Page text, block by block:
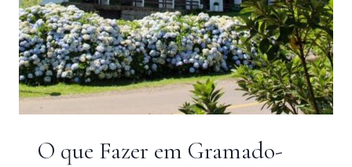
O que Fazer em Gramado-